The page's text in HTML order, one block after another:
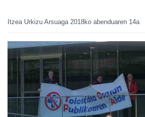
Itzea Urkizu Arsuaga 2018ko abenduaren 14a